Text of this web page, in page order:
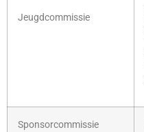
Jeugdcommissie
Sponsorcommissie